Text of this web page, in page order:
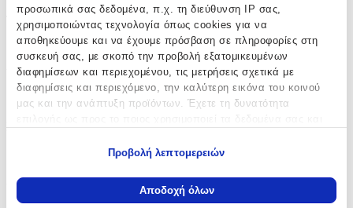
προσωπικά σας δεδομένα, π.χ. τη διεύθυνση IP σας,
χρησιμοποιώντας τεχνολογία όπως cookies για να
αποθηκεύουμε και να έχουμε πρόσβαση σε πληροφορίες στη
συσκευή σας, με σκοπό την προβολή εξατομικευμένων
διαφημίσεων και περιεχομένου, τις μετρήσεις σχετικά με
διαφημίσεις και περιεχόμενο, την καλύτερη εικόνα του κοινού
μας και την ανάπτυξη προϊόντων. Έχετε τη δυνατότητα
Να συλλέξουμε πληροφορίες σχετικά με τη γεωγραφική
σας τοποθεσία, οι οποίες μπορεί να είναι ακριβείς σε
Προβολή λεπτομερειών
Αποδοχή όλων
Τύπος:
Μπρελόκ
Υλικό:
Υφασμάτινο
Μήκος:
Χρώμα: